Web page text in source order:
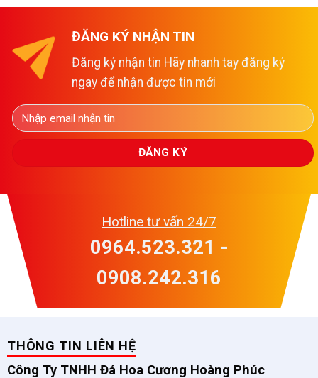
ĐĂNG KÝ NHẬN TIN
Đăng ký nhận tin Hãy nhanh tay đăng ký
ngay để nhận được tin mới
Hotline tư vấn 24/7
0964.523.321 -
0908.242.316
THÔNG TIN LIÊN HỆ
Công Ty TNHH Đá Hoa Cương Hoàng Phúc